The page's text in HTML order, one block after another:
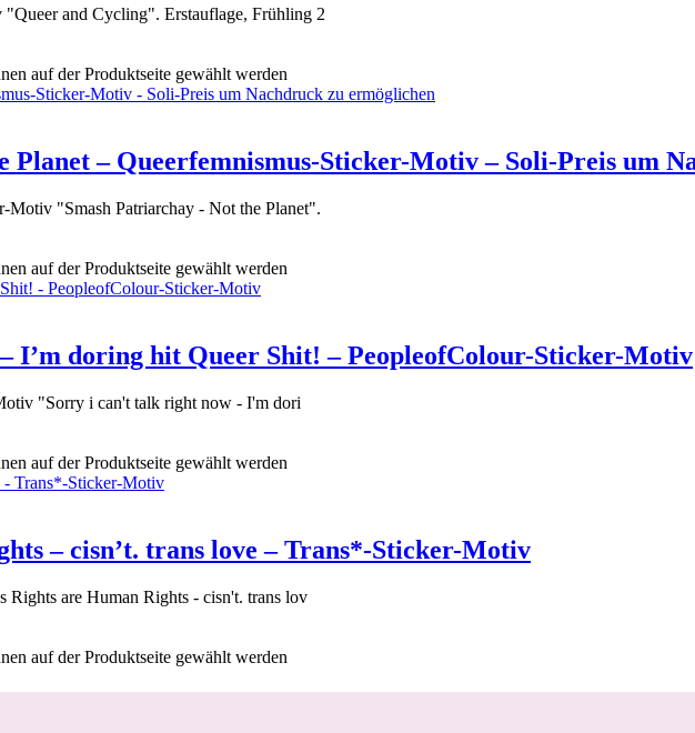
and Cycling". Erstauflage, Frühling 2
auf der Produktseite gewählt werden
Planet – Queerfemnismus-Sticker-Motiv – Soli-Preis um
Motiv "Smash Patriarchay - Not the Planet".
auf der Produktseite gewählt werden
I’m doring hit Queer Shit! – PeopleofColour-Sticker-Motiv
"Sorry i can't talk right now - I'm dori
auf der Produktseite gewählt werden
– cisn’t. trans love – Trans*-Sticker-Motiv
are Human Rights - cisn't. trans lov
auf der Produktseite gewählt werden